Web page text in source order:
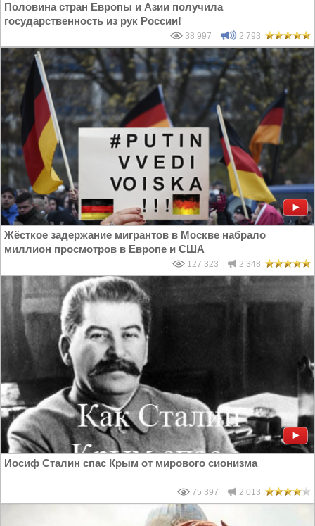
Половина стран Европы и Азии получила
государственность из рук России!
38 997 2 793
Жёсткое задержание мигрантов в Москве набрало
миллион просмотров в Европе и США
127 323 2 348
Иосиф Сталин спас Крым от мирового сионизма
75 397 2 013